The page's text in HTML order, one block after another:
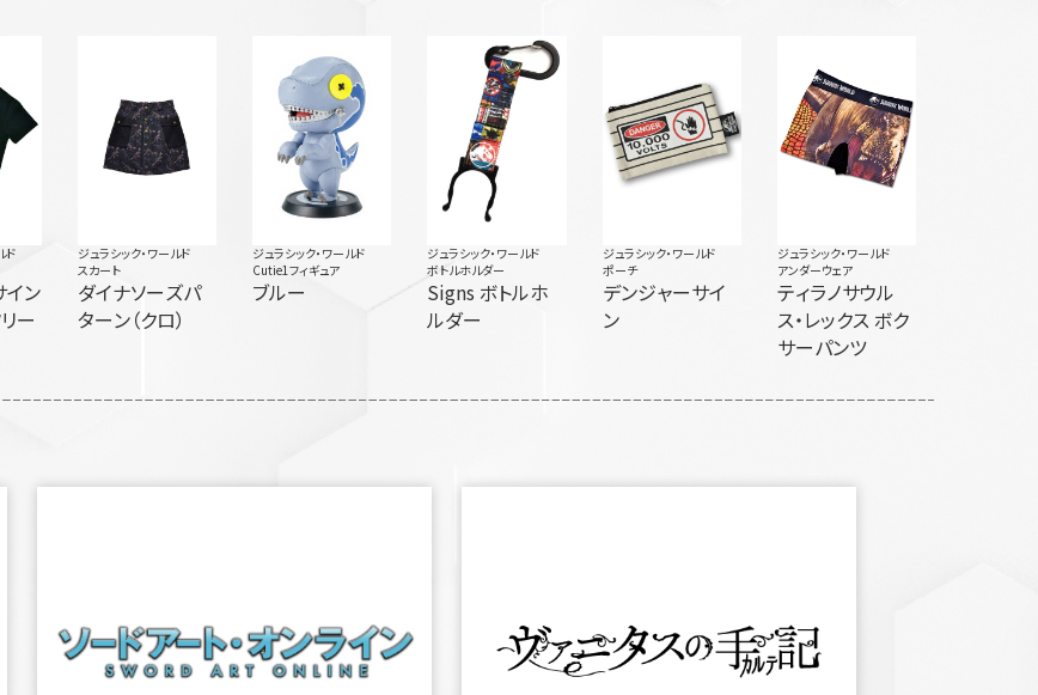
ド
イン
ー
ジュラシック・ワールド
スカート
ダイナソーズパ
ターン（クロ）
ジュラシック・ワールド
Cutie1フィギュア
ブルー
ジュラシック・ワールド
ボトルホルダー
Signs ボトルホ
ルダー
ジュラシック・ワールド
ポーチ
デンジャーサイ
ン
ジュラシック・ワールド
アンダーウェア
ティラノサウル
ス・レックス ボク
サーパンツ